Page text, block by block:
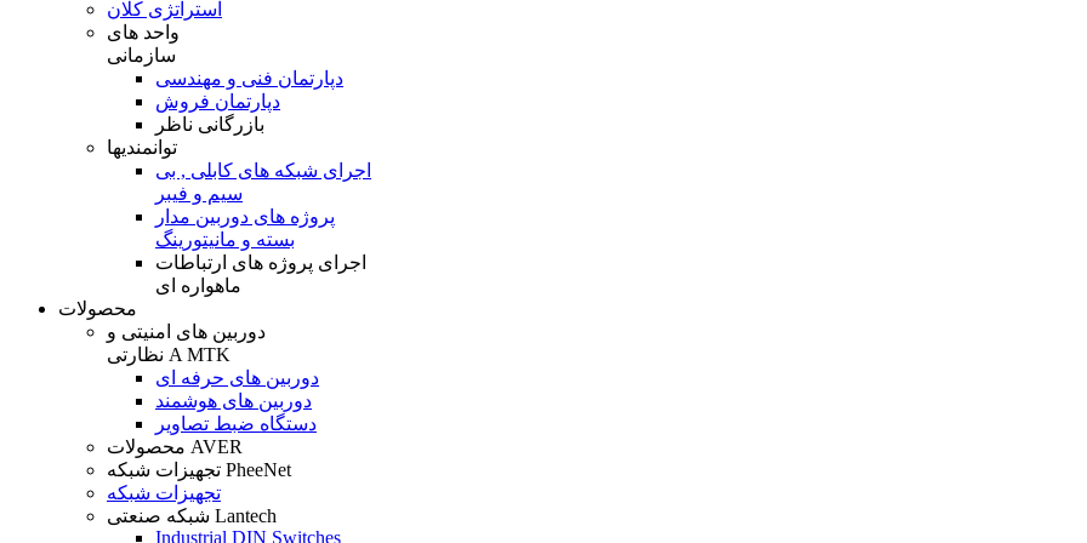
استراتژی کلان
واحد های
سازمانی
دپارتمان فنی و مهندسی
دپارتمان فروش
بازرگانی ناظر
توانمندیها
اجرای شبکه های کابلی , بی
سیم و فیبر
پروژه های دوربین مدار
بسته و مانیتورینگ
اجرای پروژه های ارتباطات
ماهواره ای
محصولات
دوربین های امنیتی و
نظارتی A MTK
دوربین های حرفه ای
دوربین های هوشمند
دستگاه ضبط تصاویر
محصولات AVER
تجهیزات شبکه PheeNet
تجهیزات شبکه
شبکه صنعتی Lantech
Industrial DIN Switches